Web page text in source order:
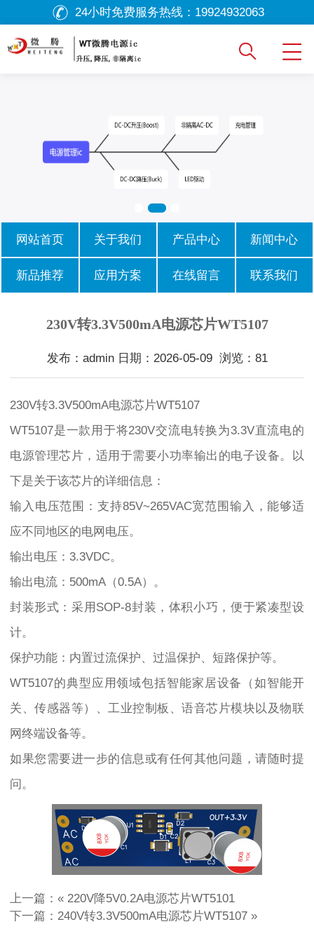
24小时免费服务热线： 19924932063
网站首页 关于我们 产品中心 新闻中心
新品推荐 应用方案 在线留言 联系我们
230V转3.3V500mA电源芯片WT5107
发布：admin 日期：2026-05-09 浏览：81
230V转3.3V500mA电源芯片WT5107
WT5107是一款用于将230V交流电转换为3.3V直流电的
电源管理芯片，适用于需要小功率输出的电子设备。以
下是关于该芯片的详细信息：
输入电压范围：支持85V~265VAC宽范围输入，能够适
应不同地区的电网电压。
输出电压：3.3VDC。
输出电流：500mA（0.5A）。
封装形式：采用SOP-8封装，体积小巧，便于紧凑型设
计。
保护功能：内置过流保护、过温保护、短路保护等。
WT5107的典型应用领域包括智能家居设备（如智能开
关、传感器等）、工业控制板、语音芯片模块以及物联
网终端设备等。
如果您需要进一步的信息或有任何其他问题，请随时提
问。
上一篇：« 220V降5V0.2A电源芯片WT5101
下一篇： 240V转3.3V500mA电源芯片WT5107 »